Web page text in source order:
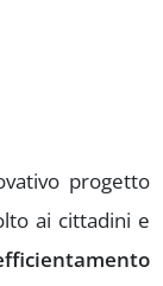
progetto
ai cittadini e